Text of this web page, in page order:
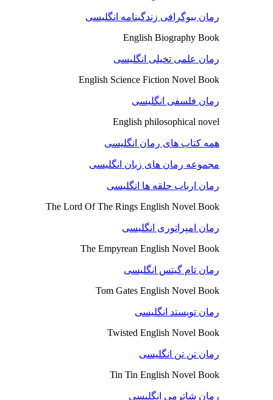
رمان بیوگرافی زندگینامه انگلیسی
English Biography Book
رمان علمی تخیلی انگلیسی
English Science Fiction Novel Book
رمان فلسفی انگلیسی
English philosophical novel
همه کتاب های رمان انگلیسی
مجموعه رمان های زبان انگلیسی
رمان ارباب حلقه ها انگلیسی
The Lord Of The Rings English Novel Book
رمان امپراتوری انگلیسی
The Empyrean English Novel Book
رمان تام گیتس انگلیسی
Tom Gates English Novel Book
رمان تویستد انگلیسی
Twisted English Novel Book
رمان تن تن انگلیسی
Tin Tin English Novel Book
رمان شاترمی انگلیسی